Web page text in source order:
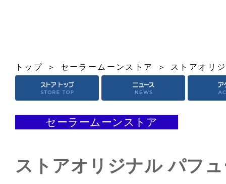
トップ セーラームーンストア ストアオリ
セーラームーンストア
ストアオリジナル パフ